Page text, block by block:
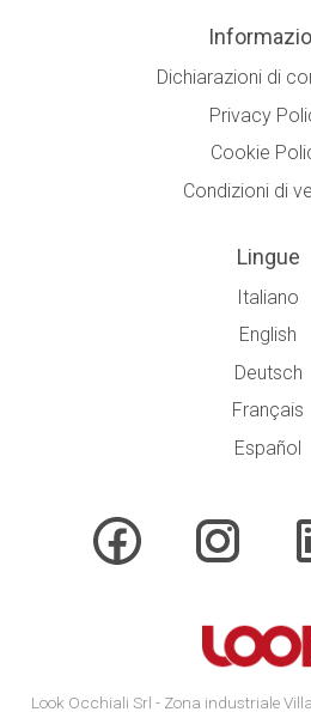
Dichiarazioni di
Privacy
Cookie
Condizioni di
Lingue
Italiano
English
Deutsch
Français
Español
Look Occhiali Srl - Zona industriale